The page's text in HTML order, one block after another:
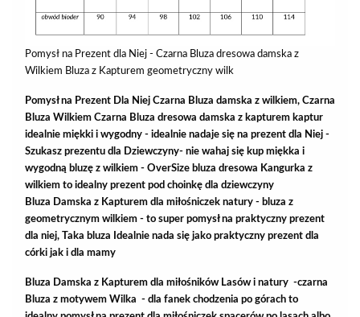
Pomysł na Prezent dla Niej - Czarna Bluza dresowa damska z
Wilkiem Bluza z Kapturem geometryczny wilk
Pomysł na Prezent Dla Niej Czarna Bluza damska z wilkiem, Czarna
Bluza Wilkiem Czarna Bluza dresowa damska z kapturem kaptur
idealnie miękki i wygodny - idealnie nadaje się na prezent dla Niej -
Szukasz prezentu dla Dziewczyny- nie wahaj się kup miękka i
wygodną bluzę z wilkiem - OverSize bluza dresowa Kangurka z
wilkiem to idealny prezent pod choinkę dla dziewczyny
Bluza Damska z Kapturem dla miłośniczek natury - bluza z
geometrycznym wilkiem - to super pomysł na praktyczny prezent
dla niej, Taka bluza Idealnie nada się jako praktyczny prezent dla
córki jak i dla mamy
Bluza Damska z Kapturem dla miłośników Lasów i natury -czarna
Bluza z motywem Wilka - dla fanek chodzenia po górach to